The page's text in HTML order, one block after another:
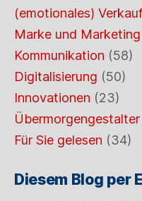
(emotionales)
Marke und Marketing
Kommunikation (58)
Digitalisierung (50)
Innovationen (23)
Übermorgengestalter
Für Sie gelesen (34)
Diesem Blog per